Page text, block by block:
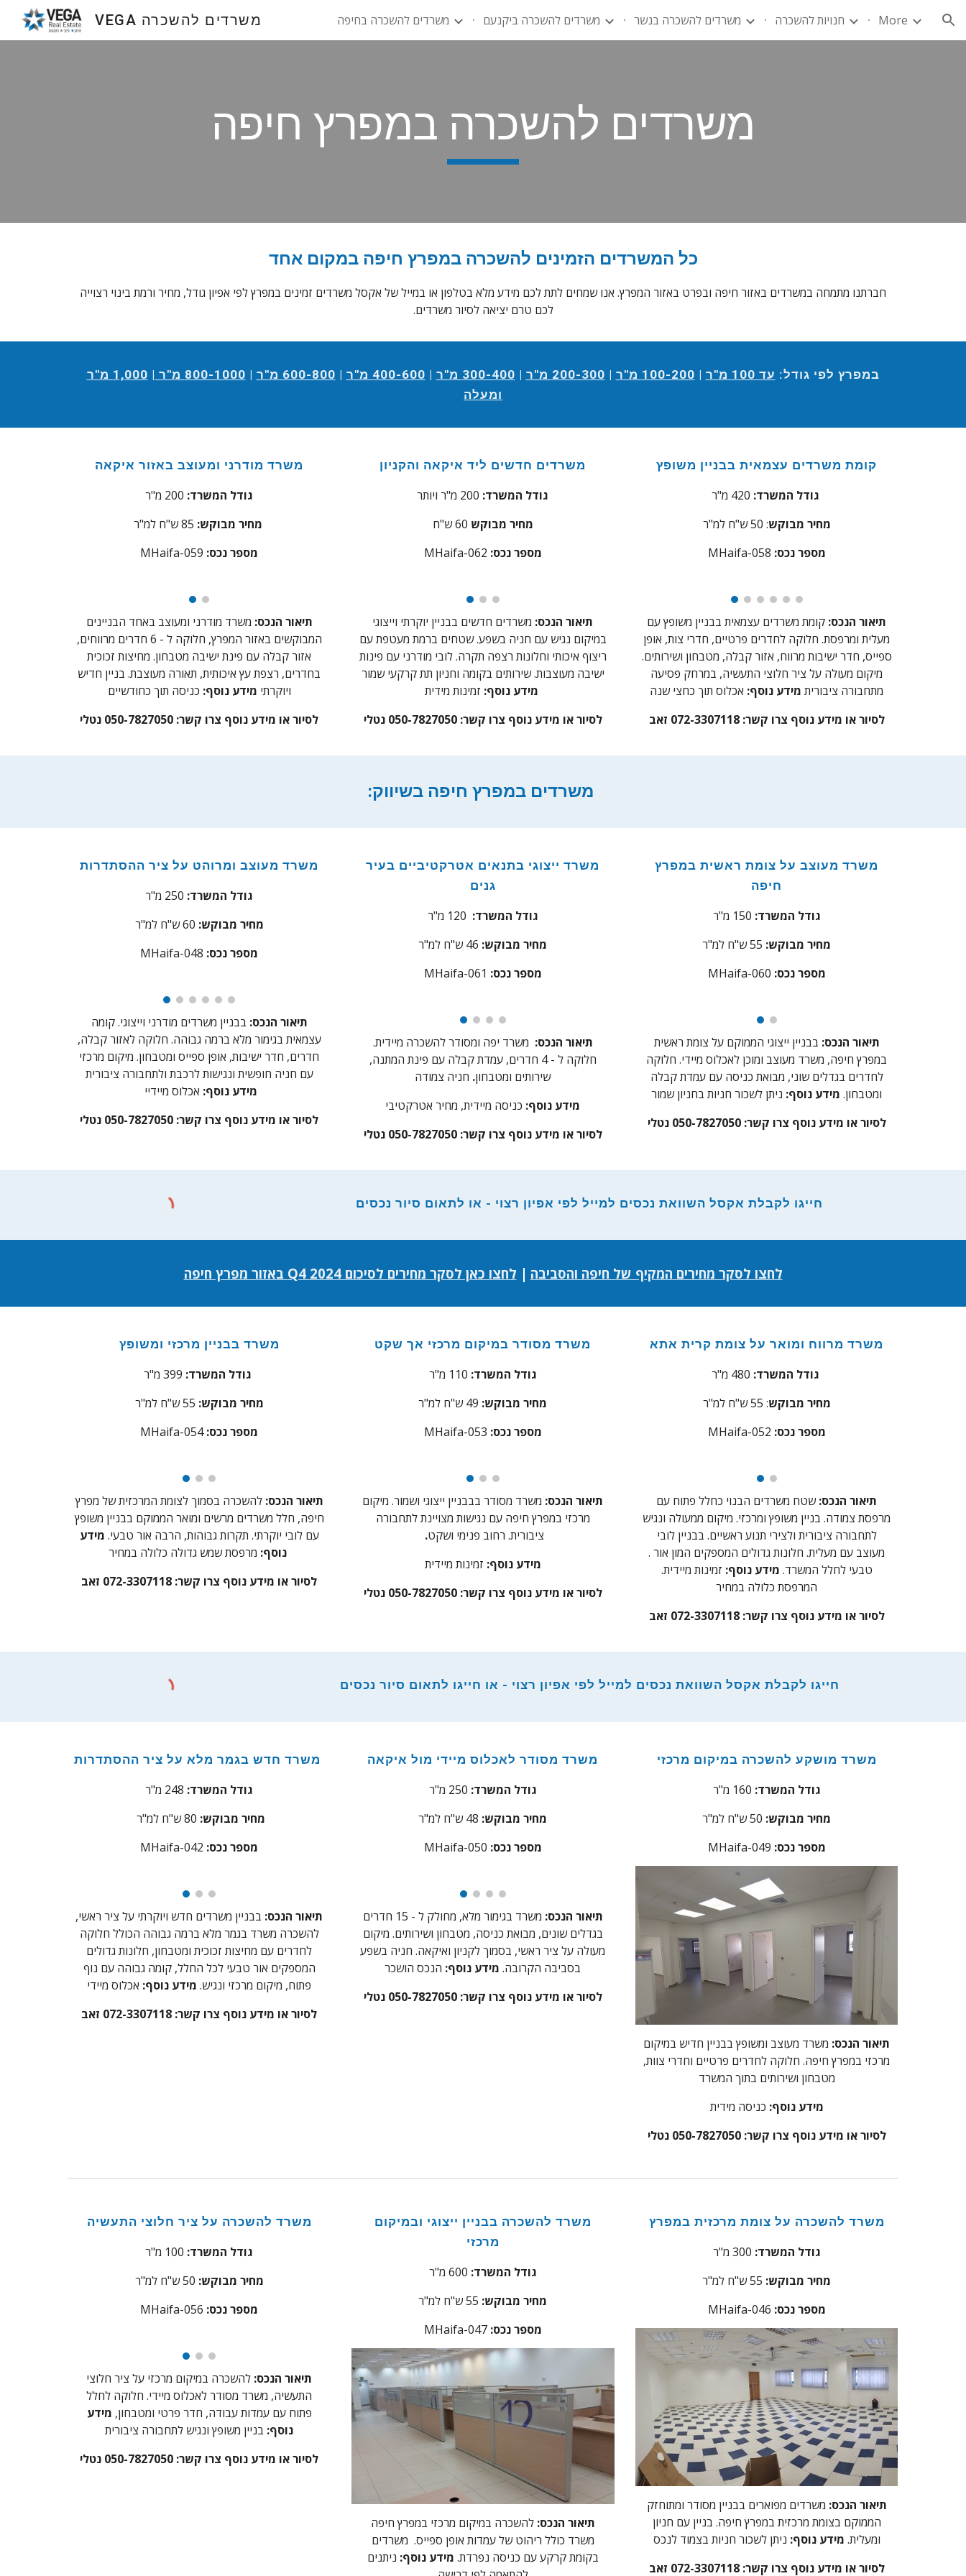
Skip to main content Skip to navigation VEGA משרדים להשכרה משרדים להשכרה בחיפה משרדים להשכרה ביקנעם משרדים להשכרה בנשר חנויות להשכרה More
משרדים להשכרה במפרץ חיפה
כל המשרדים הזמינים להשכרה במפרץ חיפה במקום אחד
חברתנו מתמחה במשרדים באזור חיפה ובפרט באזור המפרץ. אנו שמחים לתת לכם מידע מלא בטלפון או במייל של אקסל משרדים זמינים במפרץ לפי אפיון גודל, מחיר ורמת בינוי רצוייה
לכם טרם יציאה לסיור משרדים.
במפרץ לפי גודל: עד 100 מ"ר | 100-200 מ"ר | 200-300 מ"ר | 300-400 מ"ר | 400-600 מ"ר | 600-800 מ"ר | 800-1000 מ"ר |
1,000 מ"ר
ומעלה
משרד מודרני ומעוצב באזור איקאה
גודל המשרד:
מחיר מבוקש: 85
מספר נכס:
MHaifa-059
תיאור הנכס: משרד מודרני ומעוצב באחד הבניינים
המבוקשים באזור המפרץ, חלוקה ל - 6 חדרים מרווחים,
אזור קבלה עם פינת ישיבה מטבחון. מחיצות זכוכית
בחדרים, רצפת עץ איכותית, תאורה מעוצבת. בניין חדיש
ויוקרתי מידע נוסף: כניסה תוך כחודשיים
לסיור או מידע נוסף צרו קשר: 050-7827050 נטלי
משרדים חדשים ליד איקאה והקניון
גודל המשרד:
מחיר מבוקש 60ש"ח
מספר נכס:
MHaifa-062
תיאור הנכס: משרדים חדשים בבניין יוקרתי וייצוגי
במיקום נגיש עם חניה בשפע. שטחים ברמת מעטפת עם
ריצוף איכותי וחלונות רצפה תקרה. לובי מודרני עם פינות
ישיבה מעוצבות. שירותים בקומה וחניון תת קרקעי שמור
מידע נוסף:
לסיור או מידע נוסף צרו קשר: 050-7827050 נטלי
קומת משרדים עצמאית בבניין משופץ
גודל המשרד: 420 מ"ר
מחיר מבוקש:
50 ש"ח למ"ר
מספר נכס:
MHaifa-058
תיאור הנכס: קומת משרדים עצמאית בבניין משופץ עם
מעלית ומרפסת. חלוקה לחדרים פרטיים, חדרי צות, אופן
ספייס, חדר ישיבות מרווח, אזור קבלה, מטבחון ושירותים.
מיקום מעולה על ציר חלוצי התעשיה, במרחק פסיעה
מתחבורה ציבורית מידע נוסף: אכלוס תוך כחצי שנה
לסיור או מידע נוסף צרו קשר: 072-3307118 זאב
משרד מעוצב ומרוהט על ציר ההסתדרות
גודל המשרד:
מחיר מבוקש:
60 ש"ח למ"ר
מספר נכס:
MHaifa-048
תיאור הנכס: בבניין משרדים מודרני וייצוגי. קומה
עצמאית בגימור מלא ברמה גבוהה. חלוקה לאזור קבלה,
חדרים, חדר ישיבות, אופן ספייס ומטבחון. מיקום מרכזי
עם חניה חופשית ונגישות לרכבת ולתחבורה ציבורית
מידע נוסף: אכלוס מיידיי
לסיור או מידע נוסף צרו קשר: 050-7827050 נטלי
משרד ייצוגי בתנאים אטרקטיביים בעיר
גנים
גודל המשרד: 20 מ"ר
מחיר מבוקש: 46ש"ח למ"ר
מספר נכס:
MHaifa-061
תיאור הנכס: משרד יפה ומסודר להשכרה מיידית.
חלוקה ל - 4 חדרים, עמדת קבלה עם פינת המתנה,
שירותים ומטבחון. חניה צמודה
מידע נוסף: כניסה מיידית, מחיר אטרקטיבי
לסיור או מידע נוסף צרו קשר: 050-7827050 נטלי
משרד מעוצב על צומת ראשית במפרץ
חיפה
גודל המשרד: 50 מ"ר
מחיר מבוקש:
55 ש"ח למ"ר
מספר נכס:
MHaifa-060
תיאור הנכס: בבניין ייצוגי הממוקם על צומת ראשית
במפרץ חיפה, משרד מעוצב ומוכן לאכלוס מיידי. חלוקה
לחדרים בגדלים שוני, מבואת כניסה עם עמדת קבלה
ומטבחון. מידע נוסף: ניתן לשכור חניות בחניון שמור
לסיור או מידע נוסף צרו קשר: 050-7827050 נטלי
חייגו לקבלת אקסל השוואת נכסים למייל לפי אפיון רצוי - או לתאום סיור נכסים
לחצו לסקר מחירים המקיף של חיפה והסביבה | לחצו כאן לסקר מחירים לסיכום Q4 2024 באזור מפרץ חיפה
משרד בבניין מרכזי ומשופץ
גודל המשרד: 399 מ"ר
מחיר מבוקש: 55ש"ח למ"ר
מספר נכס:
MHaifa-054
תיאור הנכס: להשכרה בסמוך לצומת המרכזיתשל מפרץ
חיפה, חלל משרדים מרשים ומואר הממוקם בבניין משופץ
עם לובי יוקרתי. תקרות גבוהות, הרבה אור טבעי. מידע
נוסף: מרפסת שמש גדולה כלולה במחיר
לסיור או מידע נוסף צרו קשר: 072-3307118 זאב
משרד מסודר במיקום מרכזי אך שקט
גודל המשרד: 10 מ"ר
מחיר מבוקש:
49 ש"ח למ"ר
מספר נכס:
MHaifa-053
תיאור הנכס: משרד מסודר בבבניין ייצוגי ושמור. מיקום
מרכזי במפרץ חיפה עם נגישות מצויינת לתחבורה
ציבורית. רחוב פנימי ושקט.
מידע נוסף: זמינות מיידית
לסיור או מידע נוסף צרו קשר: 050-7827050 נטלי
משרד מרווח ומואר על צומת קרית אתא
גודל המשרד: 480 מ"ר
מחיר מבוקש:
55ש"ח למ"ר
מספר נכס:
MHaifa-052
תיאור הנכס: שטח משרדים הבנוי כחלל פתוח עם
מרפסת צמודה. בניין משופץ ומרכזי. מיקום ממעולה ונגיש
לתחבורה ציבורית ולצירי תנוע ראשיים. בבניין לובי
מעוצב עם מעלית. חלונות גדולים המספקים המון אור .
טבעי לחלל המשרד. מידע נוסף: זמינות מיידית.
המרפסת כלולה במחיר
לסיור או מידע נוסף צרו קשר: 072-3307118 זאב
חייגו לקבלת אקסל השוואת נכסים למייל לפי אפיון רצוי - או חייגו לתאום סיור נכסים
משרד חדש בגמר מלא על ציר ההסתדרות
גודל המשרד:
מחיר מבוקש: 80ש"ח למ"ר
מספר נכס:
MHaifa-042
תיאור הנכס: בבניין משרדים חדש ויוקרתי על ציר ראשי,
להשכרה משרד בגמר מלא ברמה גבוהה הכולל חלוקה
לחדרים עם מחיצות זכוכית ומטבחון, חלונות גדולים
המספקים אור טבעי לכל החלל, קומה גבוהה עם נוף
פתוח, מיקום מרכזי ונגיש. מידע נוסף: אכלוס מיידי
לסיור או מידע נוסף צרו קשר: 072-3307118 זאב
משרד מסודר לאכלוס מיידי מול איקאה
גודל המשרד:
מחיר מבוקש: 48 ש"ח למ"ר
מספר נכס:
MHaifa-050
תיאור הנכס:
משרד בגימור מלא, מחולק ל - 15 חדרים
בגדלים שונים, מבואת כניסה, מטבחון ושירותים. מיקום
מעולה על ציר ראשי, בסמוך לקניון ואיקאה. חניה בשפע
בסביבה הקרובה. מידע נוסף: הנכס הושכר
לסיור או מידע נוסף צרו קשר: 050-7827050 נטלי
משרד מושקע להשכרה במיקום מרכזי
גודל המשרד:
מחיר מבוקש:
50 ש"ח למ"ר
מספר נכס:
MHaifa-049
תיאור הנכס: משרד מעוצב ומשופץ בבניין חדיש במיקום
מרכזי במפרץ חיפה. חלוקה לחדרים פרטיים וחדרי צוות,
מטבחון ושירותים בתוך המשרד
מידע נוסף: כניסה מידית
לסיור או מידע נוסף צרו קשר: 050-7827050 נטלי
משרד להשכרה על ציר חלוצי התעשיה
גודל המשרד: 00
מ"ר
מחיר מבוקש:
50 ש"ח למ"ר
מספר נכס:
MHaifa-056
תיאור הנכס: להשכרה במיקום מרכזי על ציר חלוצי
התעשיה, משרד מסודר לאכלוס מיידי. חלוקה לחלל
פתוח עם עמדות עבודה, חדר פרטי ומטבחון, מידע
נוסף: בניין משופץ ונגיש לתחבורה ציבורית
לסיור או מידע נוסף צרו קשר: 050-7827050 נטלי
משרד להשכרה בבניין ייצוגי ובמיקום
מרכזי
גודל המשרד:
מחיר מבוקש: 55 ש"ח למ"ר
מספר נכס:
MHaifa-047
תיאור הנכס: להשכרה במיקום מרכזי במפרץ חיפה
משרד כולל ריהוט של עמדות אופן ספייס. משרדים
בקומת קרקע עם כניסה נפרדת. מידע נוסף: ניתנים
משרד להשכרה על צומת מרכזית במפרץ
גודל המשרד:
מחיר מבוקש:
55 ש"ח למ"ר
מספר נכס:
MHaifa-046
תיאור הנכס: משרדים מפוארים בבניין מסודר ומתוחזק
הממוקם בצומת מרכזית במפרץ חיפה. בניין עם חניון
ומעלית. מידע נוסף: ניתן לשכור חניות בצמוד לנכס
לסיור או מידע נוסף צרו קשר: 072-3307118 זאב